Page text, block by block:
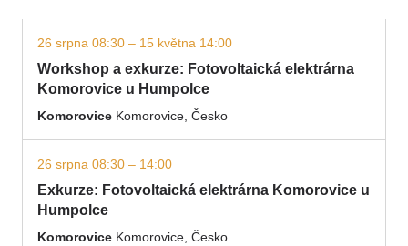
26 srpna 08:30 – 15 května 14:00
Workshop a exkurze: Fotovoltaická elektrárna
Komorovice u Humpolce
Komorovice Komorovice, Česko
26 srpna 08:30 – 14:00
Exkurze: Fotovoltaická elektrárna Komorovice u
Humpolce
Komorovice Komorovice, Česko